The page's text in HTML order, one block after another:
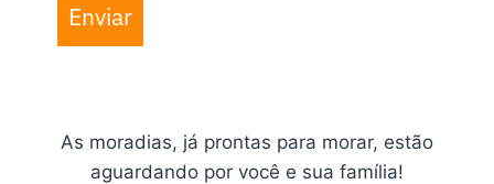
Enviar
As moradias, já prontas para morar, estão
aguardando por você e sua família!